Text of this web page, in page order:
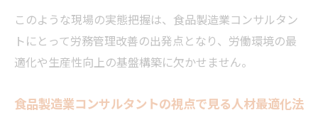
現場定着を促す労務管理教育とコンサルタ
ントの役割
食品製造業コンサルタントが考える働き方
このような現場の実態把握は、食品製造業コンサルタン
トにとって労務管理改善の出発点となり、労働環境の最
適化や生産性向上の基盤構築に欠かせません。
食品製造業コンサルタントの視点で見る人材最適化法